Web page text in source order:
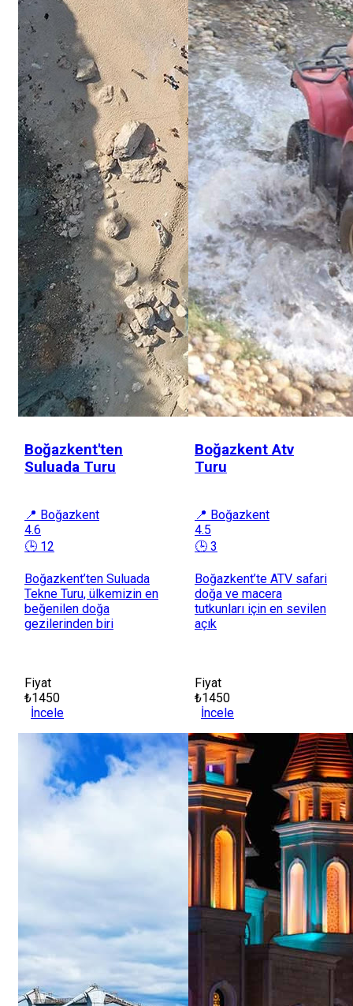
Boğazkent'ten
Suluada Turu
📍 Boğazkent
4.6
🕒 12
Boğazkent’ten Suluada
Tekne Turu, ülkemizin en
beğenilen doğa
gezilerinden biri
Fiyat
₺1450
İncele
Boğazkent Atv
Turu
📍 Boğazkent
4.5
🕒 3
Boğazkent’te ATV safari
doğa ve macera
tutkunları için en sevilen
açık
Fiyat
₺1450
İncele